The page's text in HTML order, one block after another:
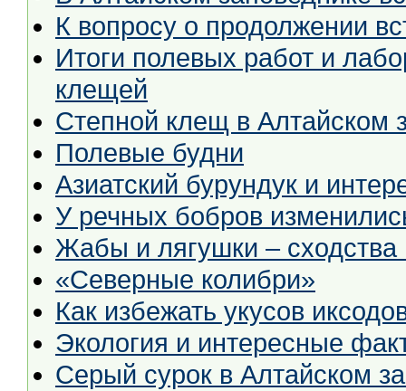
К вопросу о продолжении
Итоги полевых работ и
клещей
Степной клещ в Алтайском
Полевые будни
Азиатский бурундук и
У речных бобров
Жабы и лягушки – сходства
«Северные колибри»
Как избежать укусов
Экология и интересные
Серый сурок в Алтайском